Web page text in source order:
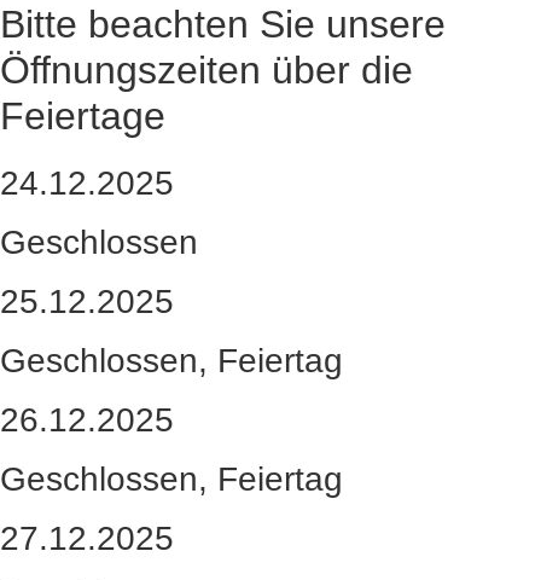
Bitte beachten Sie unsere
Öffnungszeiten über die
Feiertage
24.12.2025
Geschlossen
25.12.2025
Geschlossen, Feiertag
26.12.2025
Geschlossen, Feiertag
27.12.2025